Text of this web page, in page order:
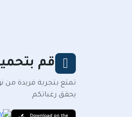
قم
تمتع بتجربة فريدة
يحقق رغباتكم